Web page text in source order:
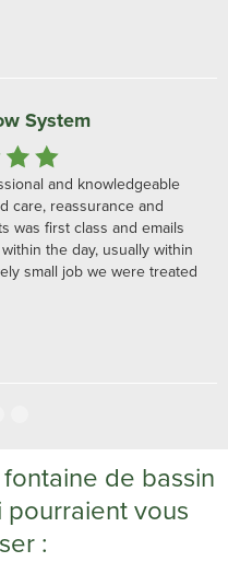
System
and knowledgeable
care, reassurance and
was first class and emails
the day, usually within
small job we were treated
de bassin
vous
: